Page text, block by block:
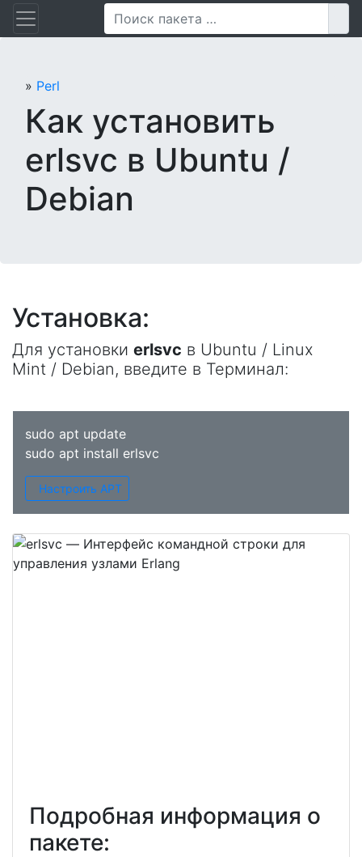
Перейти
» Perl
Как установить
erlsvc в Ubuntu /
Debian
Установка:
Для установки erlsvc в Ubuntu / Linux
Mint / Debian, введите в Терминал:
sudo apt update
sudo apt install erlsvc
Настроить APT
Подробная информация о
пакете: